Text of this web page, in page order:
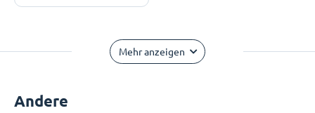
Mehr anzeigen
Andere